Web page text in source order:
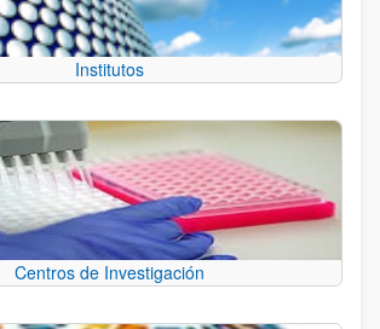
Institutos
Centros de Investigación